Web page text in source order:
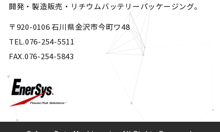
開発・製造販売・リチウムバッテリーパッケージング。
〒920-0106 石川県金沢市今町ワ48
TEL.076-254-5511
FAX.076-254-5843